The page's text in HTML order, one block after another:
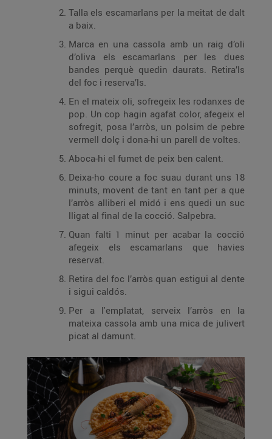
Talla els escamarlans per la meitat de dalt
a baix.
Marca en una cassola amb un raig d’oli
d’oliva els escamarlans per les dues
bandes perquè quedin daurats. Retira’ls
del foc i reserva’ls.
En el mateix oli, sofregeix les rodanxes de
pop. Un cop hagin agafat color, afegeix el
sofregit, posa l’arròs, un polsim de pebre
vermell dolç i dona-hi un parell de voltes.
Aboca-hi el fumet de peix ben calent.
Deixa-ho coure a foc suau durant uns 18
minuts, movent de tant en tant per a que
l’arròs alliberi el midó i ens quedi un suc
lligat al final de la cocció. Salpebra.
Quan falti 1 minut per acabar la cocció
afegeix els escamarlans que havies
reservat.
Retira del foc l’arròs quan estigui al dente
i sigui caldós.
Per a l'emplatat, serveix l’arròs en la
mateixa cassola amb una mica de julivert
picat al damunt.